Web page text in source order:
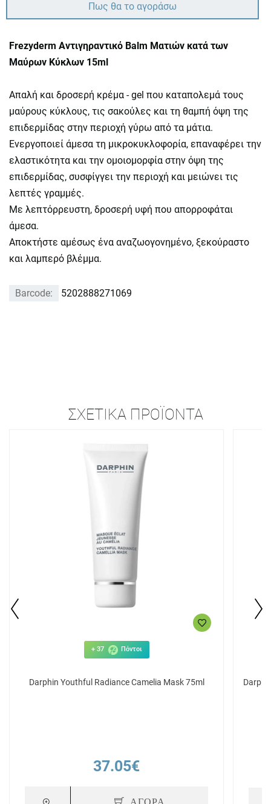
Πως θα το αγοράσω
Frezyderm Αντιγηραντικό Balm Ματιών κατά των
Μαύρων Κύκλων 15ml
Απαλή και δροσερή κρέμα - gel που καταπολεμά τους
μαύρους κύκλους, τις σακούλες και τη θαμπή όψη της
επιδερμίδας στην περιοχή γύρω από τα μάτια.
Ενεργοποιεί άμεσα τη μικροκυκλοφορία, επαναφέρει την
ελαστικότητα και την ομοιομορφία στην όψη της
επιδερμίδας, συσφίγγει την περιοχή και μειώνει τις
λεπτές γραμμές.
Με λεπτόρρευστη, δροσερή υφή που απορροφάται
άμεσα.
Αποκτήστε αμέσως ένα αναζωογονημένο, ξεκούραστο
και λαμπερό βλέμμα.
Barcode: 5202888271069
ΣΧΕΤΙΚΆ ΠΡΟΪΌΝΤΑ
+ 37 Πόντοι
Darphin Youthful Radiance Camelia Mask 75ml
37.05€
ΑΓΟΡΑ